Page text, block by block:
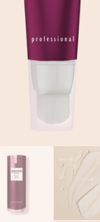
Mon Compte